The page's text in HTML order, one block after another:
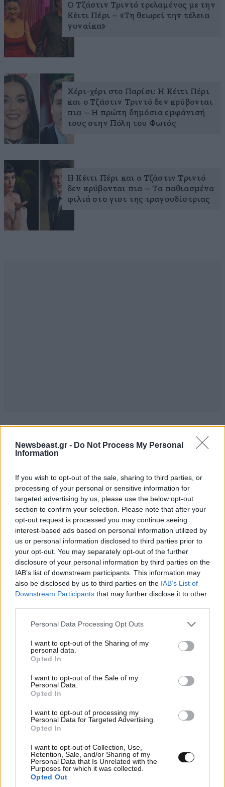
Newsbeast.gr - Do Not Process My Personal
Information
If you wish to opt-out of the sale, sharing to third parties, or
processing of your personal or sensitive information for
targeted advertising by us, please use the below opt-out
section to confirm your selection. Please note that after your
opt-out request is processed you may continue seeing
interest-based ads based on personal information utilized by
us or personal information disclosed to third parties prior to
your opt-out. You may separately opt-out of the further
disclosure of your personal information by third parties on the
IAB’s list of downstream participants. This information may
also be disclosed by us to third parties on the IAB’s List of
Downstream Participants that may further disclose it to other
Please note that this website/app uses one or more Google
not limited to your visit or usage behaviour. You may click to
grant or deny consent to Google and its third-party tags to
use your data for below specified purposes in below Google
consent section.
Personal Data Processing Opt Outs
I want to opt-out of the Sharing of my
personal data.
Opted In
I want to opt-out of the Sale of my
Personal Data.
Opted In
I want to opt-out of processing my
Personal Data for Targeted Advertising.
Opted In
I want to opt-out of Collection, Use,
Retention, Sale, and/or Sharing of my
Personal Data that Is Unrelated with the
Purposes for which it was collected.
Opted Out
Ο Τζάστιν Τριντό τρελαμένος με την
Κέιτι Πέρι – «Τη θεωρεί την τέλεια
γυναίκα»
Χέρι-χέρι στο Παρίσι: Η Κέιτι Πέρι
και ο Τζάστιν Τριντό δεν κρύβονται
πια – Η πρώτη δημόσια εμφάνισή
τους στην Πόλη του Φωτός
Η Κέιτι Πέρι και ο Τζάστιν Τριντό
δεν κρύβονται πια – Τα παθιασμένα
φιλιά στο γιοτ της τραγουδίστριας
Πέτρος Κωστόπουλος: «Είναι κάποιες μέρες
που δεν τις ξεχνάς ποτέ» – Η συγκινητική
εικόνα από τον γάμο της Αμαλίας